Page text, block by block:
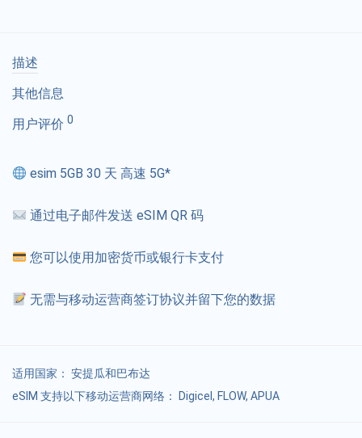
描述
其他信息
用户评价 0
esim 5GB 30 天 高速 5G*
通过电子邮件发送 eSIM QR 码
您可以使用加密货币或银行卡支付
无需与移动运营商签订协议并留下您的数据
适用国家： 安提瓜和巴布达
eSIM 支持以下移动运营商网络： Digicel, FLOW, APUA